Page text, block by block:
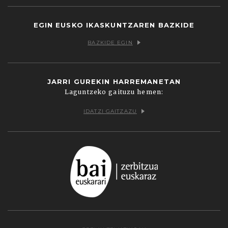
EGIN EUSKO IKASKUNTZAREN BAZKIDE
BAZKIDE EGIN
JARRI GUREKIN HARREMANETAN
Laguntzeko gaituzu hemen:
IDATZI GAITZAZU